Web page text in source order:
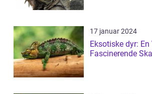
17 januar 2024
Eksotiske dyr:
Fascinerende